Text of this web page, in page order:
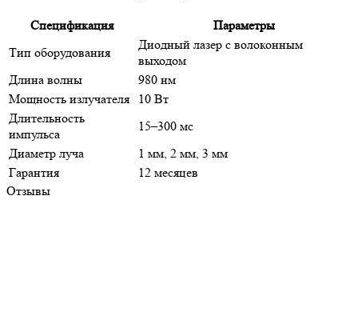
Спецификация
Параметры
Тип оборудования
Диодный лазер с волоконным
выходом
Длина волны
980 нм
Мощность излучателя
10 Вт
Длительность
импульса
15–300 мс
Диаметр луча
1 мм, 2 мм, 3 мм
Гарантия
12 месяцев
Отзывы